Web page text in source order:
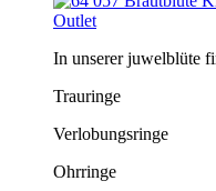
Outlet
In unserer juwelblüte
Trauringe
Verlobungsringe
Ohrringe